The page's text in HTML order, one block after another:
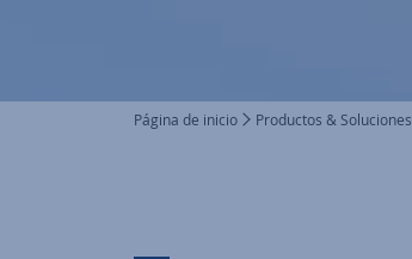
Página de inicio Productos & Soluciones